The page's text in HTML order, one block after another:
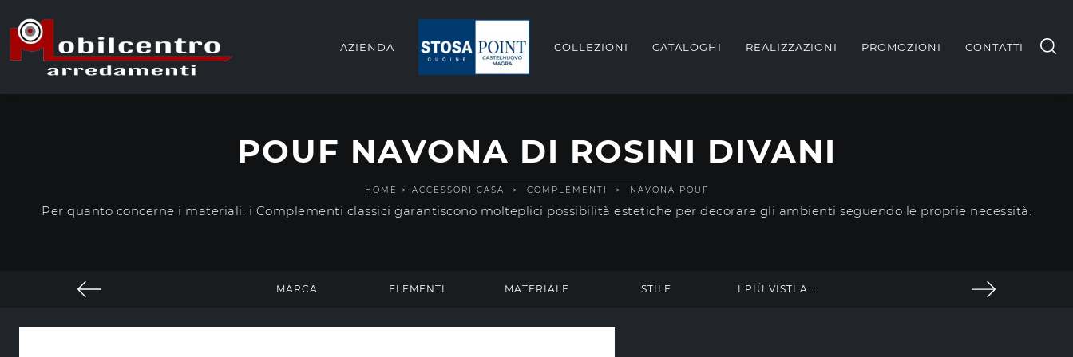
AZIENDA COLLEZIONI CATALOGHI REALIZZAZIONI PROMOZIONI CONTATTI
POUF NAVONA DI ROSINI DIVANI
HOME > ACCESSORI CASA > COMPLEMENTI > NAVONA POUF
Per quanto concerne i materiali, i Complementi classici garantiscono molteplici possibilità estetiche per decorare gli ambienti seguendo le proprie necessità.
MARCA ELEMENTI MATERIALE STILE I PIÙ VISTI A :